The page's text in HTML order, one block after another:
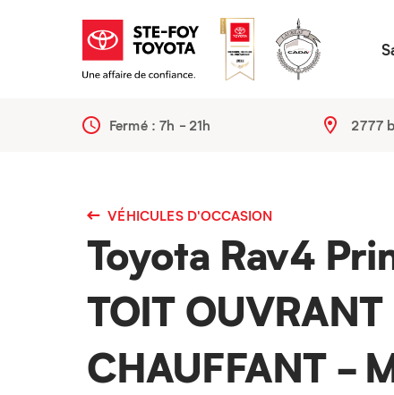
Fermé :7h - 21h 2777
VÉHICULES D'OCCASION
Toyota Rav4
TOIT
CHAUFFANT -